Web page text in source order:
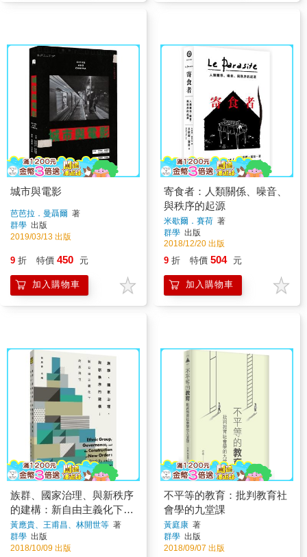
城市與電影
芭芭拉．曼聶爾 著
群學 出版
2019/03/13 出版
9 折 特價 450 元
加入購物車
寄食者：人類關係、噪音、
與秩序的起源
米歇爾．賽荷 著
群學 出版
2018/12/20 出版
9 折 特價 504 元
加入購物車
族群、國家治理、與新秩序
的建構：新自由主義化下的
族群性
黃應貴、王甫昌、林開世等 著
群學 出版
2018/10/09 出版
不平等的教育：批判教育社
會學的九堂課
黃庭康 著
群學 出版
2018/09/07 出版